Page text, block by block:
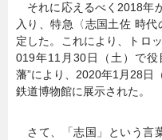
それに応えるべく2018年
入り、特急〈志国土佐 時
定した。これにより、トロ
019年11月30日（土）で
藩”により、2020年1月28日
鉄道博物館に展示された。
さて、「志国」という言